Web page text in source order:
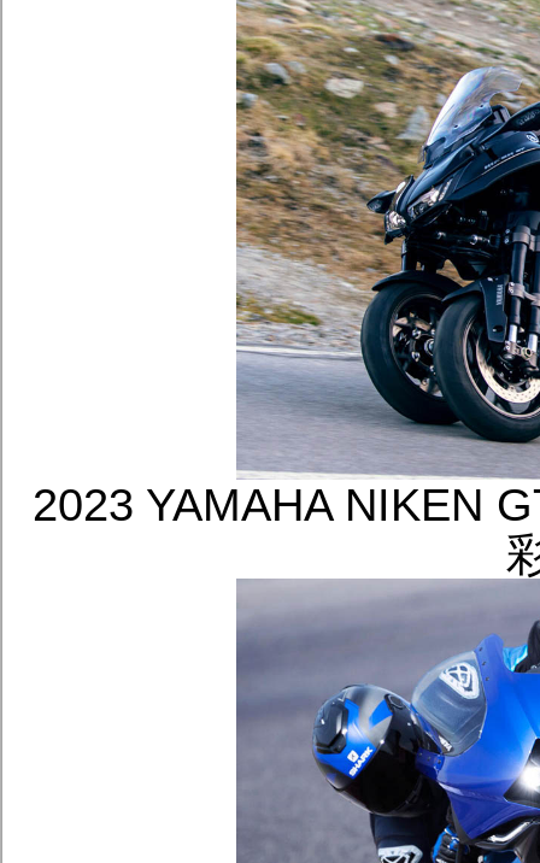
2023 YAMAHA NIKEN